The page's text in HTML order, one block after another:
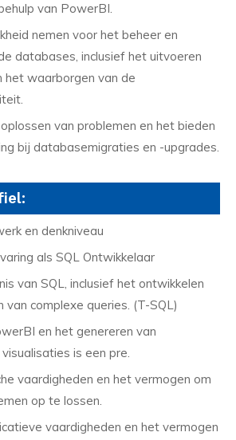
van PowerBI.
nemen voor het beheer en
databases, inclusief het uitvoeren
het waarborgen van de
van problemen en het bieden
bij databasemigraties en -upgrades.
en denkniveau
als SQL Ontwikkelaar
van SQL, inclusief het ontwikkelen
van complexe queries. (T-SQL)
en het genereren van
is een pre.
vaardigheden en het vermogen om
op te lossen.
vaardigheden en het vermogen